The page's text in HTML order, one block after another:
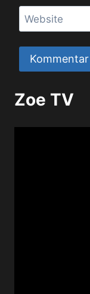
Website
Zoe TV